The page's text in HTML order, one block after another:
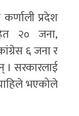
प्रदेश
२० जना,
६ जना र
। सरकारलाई
भएकोले